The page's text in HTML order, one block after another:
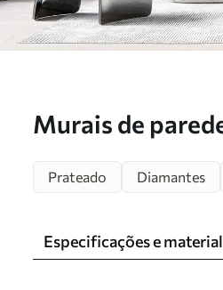
Murais de
Prateado Diamantes
Especificações e material